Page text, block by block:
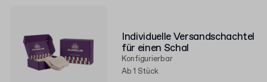
Individuelle Versandschachtel
für einen Schal
Konfigurierbar
Ab 1 Stück